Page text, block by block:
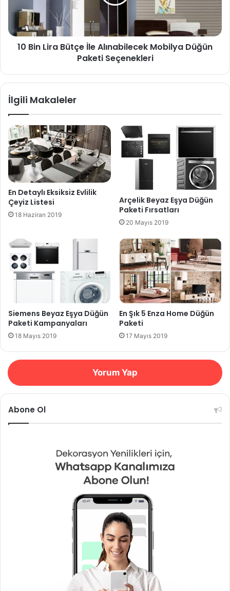
10 Bin Lira Bütçe İle Alınabilecek Mobilya Düğün
Paketi Seçenekleri
İlgili Makaleler
En Detaylı Eksiksiz Evlilik
Çeyiz Listesi
18 Haziran 2019
Arçelik Beyaz Eşya Düğün
Paketi Fırsatları
20 Mayıs 2019
Siemens Beyaz Eşya Düğün
Paketi Kampanyaları
18 Mayıs 2019
En Şık 5 Enza Home Düğün
Paketi
17 Mayıs 2019
Yorum Yap
Abone Ol